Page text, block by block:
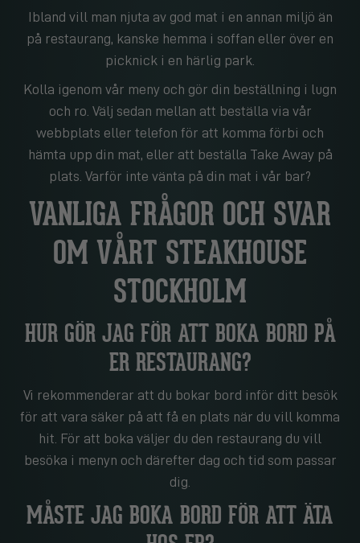
Ibland vill man njuta av god mat i en annan miljö än
på restaurang, kanske hemma i soffan eller över en
picknick i en härlig park.
Kolla igenom vår meny och gör din beställning i lugn
och ro. Välj sedan mellan att beställa via vår
webbplats eller telefon för att komma förbi och
hämta upp din mat, eller att beställa Take Away på
plats. Varför inte vänta på din mat i vår bar?
VANLIGA FRÅGOR OCH SVAR
OM VÅRT STEAKHOUSE
STOCKHOLM
HUR GÖR JAG FÖR ATT BOKA BORD PÅ
ER RESTAURANG?
Vi rekommenderar att du bokar bord inför ditt besök
för att vara säker på att få en plats när du vill komma
hit. För att boka väljer du den restaurang du vill
besöka i menyn och därefter dag och tid som passar
dig.
MÅSTE JAG BOKA BORD FÖR ATT ÄTA